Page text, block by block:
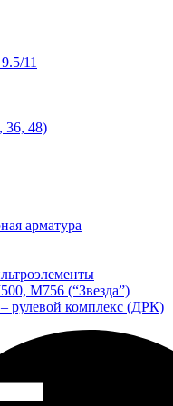
11
36, 48)
арматура
М756 (“Звезда”)
рулевой комплекс (ДРК)